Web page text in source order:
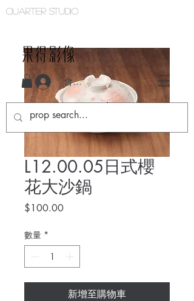
Quarter studio
會員登入
QUARTER STUDIO
L12.00.05日式櫻
花大沙鍋
$100.00價
數量 *
新增至購物車